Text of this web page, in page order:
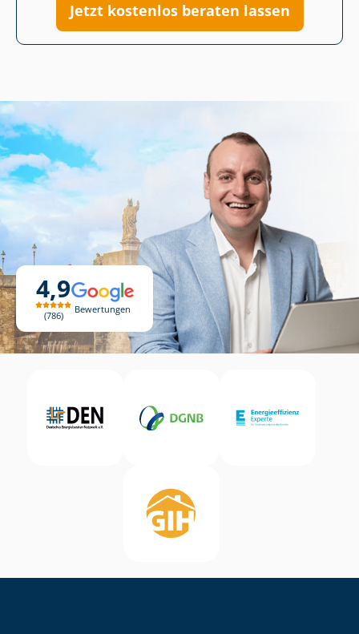
4,9
786
Bewertungen
Jetzt kostenlos beraten lassen